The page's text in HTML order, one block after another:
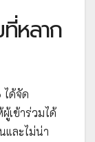
หลาก
ด้จัด
เข้าร่วมได้
และไม่น่า